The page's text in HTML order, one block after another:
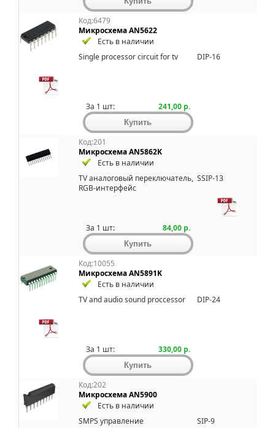
Код:6479
Микросхема AN5622
Есть в наличии
Single processor circuit for tv
DIP-16
За 1 шт: 241,00 р.
Код:201
Микросхема AN5862K
Есть в наличии
TV аналоговый пеpеключатель,
RGB-интеpфейс
SSIP-13
За 1 шт: 84,00 р.
Код:10055
Микросхема AN5891K
Есть в наличии
TV and audio sound proccessor
DIP-24
За 1 шт: 330,00 р.
Код:202
Микросхема AN5900
Есть в наличии
SMPS упpавление
SIP-9